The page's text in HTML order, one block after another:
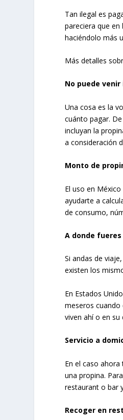
Tan ilegal es
pareciera que
haciéndolo más
Más detalles
No puede
Una cosa es la
cuánto pagar.
incluyan la
a consideración
Monto de
El uso en
ayudarte a
de consumo,
A donde
Si andas de
existen los
En Estados
meseros cuando
viven ahí o en
Servicio a
En el caso
una propina.
restaurant o bar
Recoger en